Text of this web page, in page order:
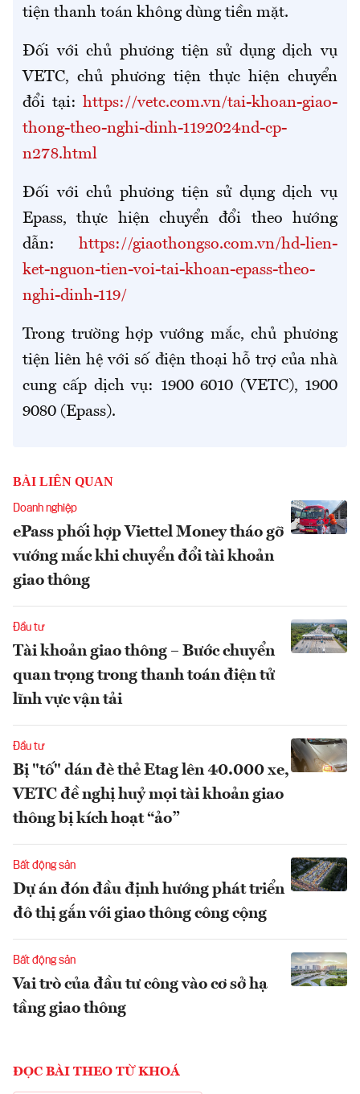
tiện thanh toán không dùng tiền mặt.
Đối với chủ phương tiện sử dụng dịch vụ
VETC, chủ phương tiện thực hiện chuyển
đổi tại: https://vetc.com.vn/tai-khoan-giao-
thong-theo-nghi-dinh-1192024nd-cp-
n278.html
Đối với chủ phương tiện sử dụng dịch vụ
Epass, thực hiện chuyển đổi theo hướng
dẫn:
https://giaothongso.com.vn/hd-lien-
ket-nguon-tien-voi-tai-khoan-epass-theo-
nghi-dinh-119/
Trong trường hợp vướng mắc, chủ phương
tiện liên hệ với số điện thoại hỗ trợ của nhà
cung cấp dịch vụ: 1900 6010 (VETC), 1900
9080 (Epass).
BÀI LIÊN QUAN
Doanh nghiệp
ePass phối hợp Viettel Money tháo gỡ
vướng mắc khi chuyển đổi tài khoản
giao thông
Đầu tư
Tài khoản giao thông – Bước chuyển
quan trọng trong thanh toán điện tử
lĩnh vực vận tải
Đầu tư
Bị "tố" dán đè thẻ Etag lên 40.000 xe,
VETC đề nghị huỷ mọi tài khoản giao
thông bị kích hoạt “ảo”
Bất động sản
Dự án đón đầu định hướng phát triển
đô thị gắn với giao thông công cộng
Bất động sản
Vai trò của đầu tư công vào cơ sở hạ
tầng giao thông
ĐỌC BÀI THEO TỪ KHOÁ